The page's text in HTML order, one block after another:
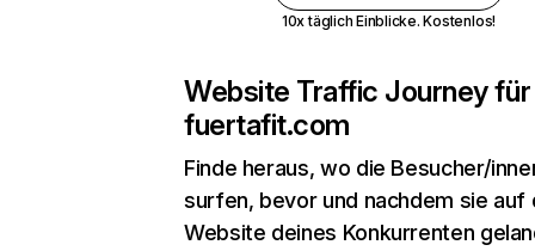
10x täglich Einblicke. Kostenlos!
Website Traffic Journey für
fuertafit.com
Finde heraus, wo die Besucher/
surfen, bevor und nachdem sie auf
Website deines Konkurrenten